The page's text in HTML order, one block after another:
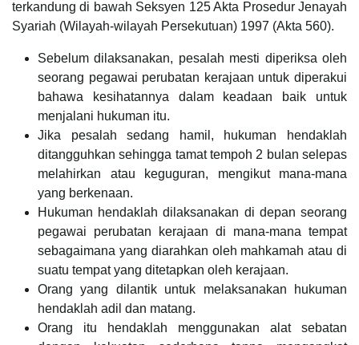
terkandung di bawah Seksyen 125 Akta Prosedur Jenayah
Syariah (Wilayah-wilayah Persekutuan) 1997 (Akta 560).
Sebelum dilaksanakan, pesalah mesti diperiksa oleh
seorang pegawai perubatan kerajaan untuk diperakui
bahawa kesihatannya dalam keadaan baik untuk
menjalani hukuman itu.
Jika pesalah sedang hamil, hukuman hendaklah
ditangguhkan sehingga tamat tempoh 2 bulan selepas
melahirkan atau keguguran, mengikut mana-mana
yang berkenaan.
Hukuman hendaklah dilaksanakan di depan seorang
pegawai perubatan kerajaan di mana-mana tempat
sebagaimana yang diarahkan oleh mahkamah atau di
suatu tempat yang ditetapkan oleh kerajaan.
Orang yang dilantik untuk melaksanakan hukuman
hendaklah adil dan matang.
Orang itu hendaklah menggunakan alat sebatan